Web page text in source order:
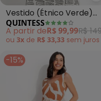
Vestido (Étnico Verde)
em Malha de Viscose
QUINTESS
A partir deR$ 99,99R$
ou 3x de R$ 33,33 sem juros
-15%